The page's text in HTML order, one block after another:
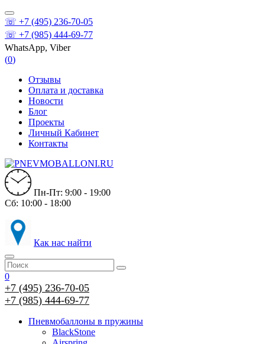
☏ +7 (495) 236-70-05
☏ +7 (985) 444-69-77
WhatsApp, Viber
(0)
Отзывы
Оплата и доставка
Новости
Блог
Проекты
Личный Кабинет
Контакты
Пн-Пт: 9:00 - 19:00
Сб: 10:00 - 18:00
Как нас найти
0
+7 (495) 236-70-05
+7 (985) 444-69-77
Пневмобаллоны в пружины
BlackStone